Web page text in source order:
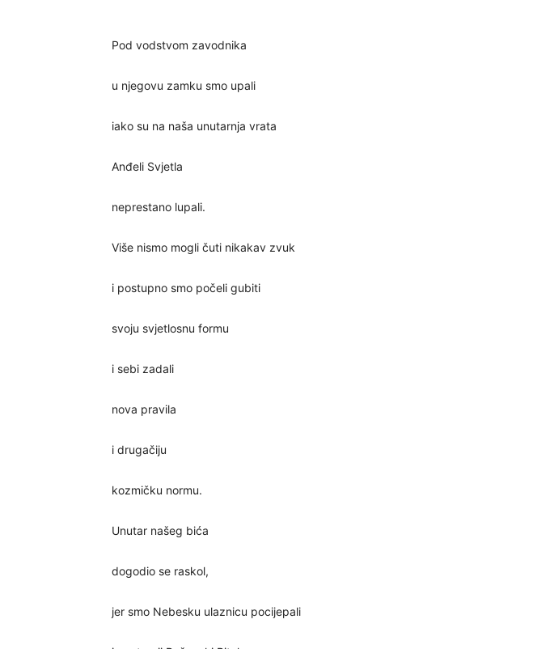
Pod vodstvom zavodnika
u njegovu zamku smo upali
iako su na naša unutarnja vrata
Anđeli Svjetla
neprestano lupali.
Više nismo mogli čuti nikakav zvuk
i postupno smo počeli gubiti
svoju svjetlosnu formu
i sebi zadali
nova pravila
i drugačiju
kozmičku normu.
Unutar našeg bića
dogodio se raskol,
jer smo Nebesku ulaznicu pocijepali